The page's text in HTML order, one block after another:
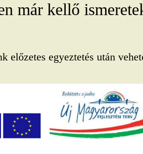
már kellő
előzetes egyeztetés után